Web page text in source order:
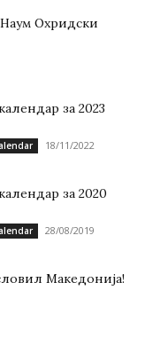
Охридски
за 2023
18/11/2022
за 2020
28/08/2019
Македонија!